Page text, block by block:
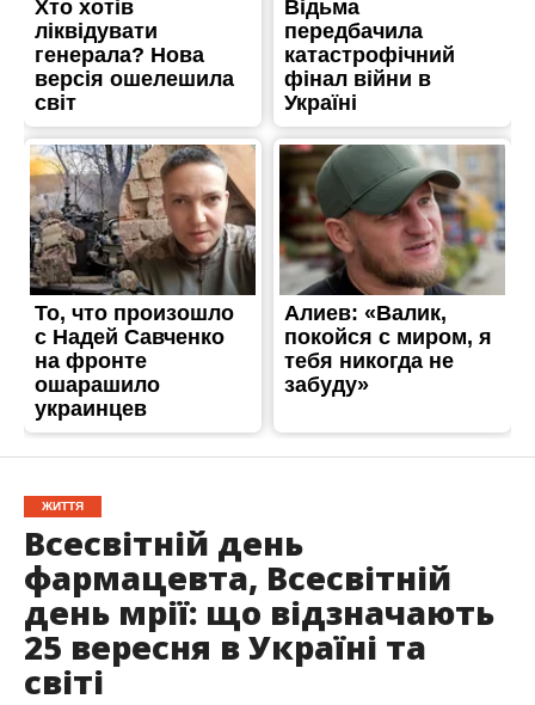
ЖИТТЯ
Всесвітній день
фармацевта, Всесвітній
день мрії: що відзначають
25 вересня в Україні та
світі